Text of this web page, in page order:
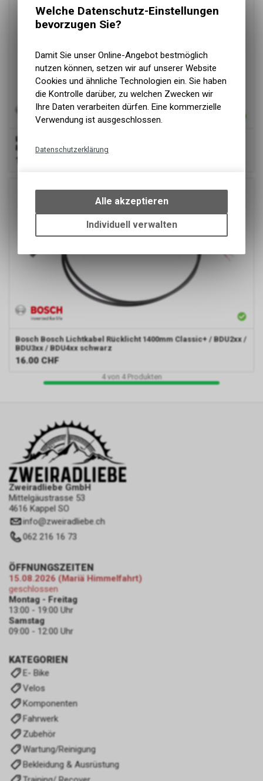
Bosch
BDU2xx / BDU3xx / BDU4xx schwarz
16.00
Bosch Bosch Lichtkabel Rücklicht 1400mm Classic+ / BDU2xx /
BDU3xx / BDU4xx schwarz
16.00 CHF
4von 4Produkten
Zweiradliebe GmbH
Mittelgäustrasse 53
4616 Kappel SO
info@zweiradliebe.ch
062 216 16 73
KATEGORIEN
E- Bike
Velos
Komponenten
Fahrwerk
Zubehör
Wartung/Reinigung
Bekleidung & Ausrüstung
ÖFFNUNGSZEITEN
15.08.2026 (Mariä Himmelfahrt)
geschlossen
Montag - Freitag
13:00 - 19:00 Uhr
Samstag
09:00 - 12:00 Uhr
Welche Datenschutz-Einstellungen
bevorzugen Sie?
Damit Sie unser Online-Angebot bestmöglich
nutzen können, setzen wir auf unserer Website
Cookies und ähnliche Technologien ein. Sie haben
die Kontrolle darüber, zu welchen Zwecken wir
Ihre Daten verarbeiten dürfen. Eine kommerzielle
Verwendung ist ausgeschlossen.
Datenschutzerklärung
bestimmte Interaktionen und
Einstellungen auf Ihrem Gerät,
um die grundlegenden
Funktionen unseres Online-
ermöglichen. Bitte beachten Sie,
dass die gespeicherten Daten
keinerlei Rückschlüsse auf Ihre
persönlichen Informationen
Alle akzeptieren
Individuell verwalten